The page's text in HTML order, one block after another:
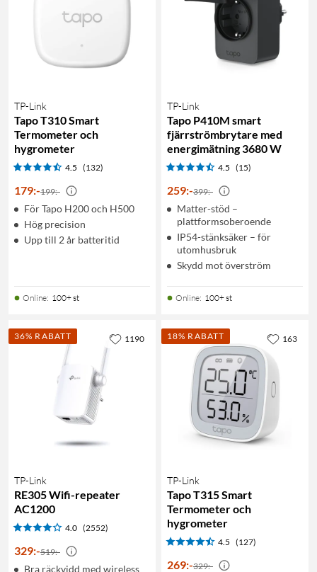
TP-Link
Tapo T310 Smart
Termometer och
hygrometer
4.5 (132)
179:-199:-
För Tapo H200 och H500
Hög precision
Upp till 2 år batteritid
Online: 100+ st
TP-Link
Tapo P410M smart
fjärrströmbrytare med
energimätning 3680 W
4.5 (15)
259:-399:-
Matter-stöd –
plattformsoberoende
IP54-stänksäker – för
utomhusbruk
Skydd mot överström
Online: 100+ st
36% RABATT
TP-Link
RE305 Wifi-repeater
AC1200
4.0 (2552)
329:-519:-
Bra räckvidd med wireless
1190 18% RABATT
TP-Link
Tapo T315 Smart
Termometer och
hygrometer
4.5 (127)
269:-329:-
163